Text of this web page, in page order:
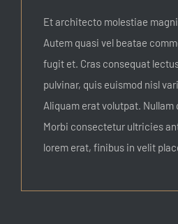
Et architecto molestiae
Autem quasi vel beatae
fugit et. Cras consequat
pulvinar, quis euismod nisl
Aliquam erat volutpat.
Morbi consectetur ultricies
lorem erat, finibus in velit